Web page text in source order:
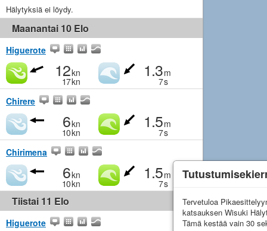
Hälytyksiä ei löydy.
Maanantai 10 Elo
Higuerote
12kn
17kn
1.3m
7s
Chirere
6kn
10kn
1.5m
7s
Chirimena
6kn
10kn
1.5m
7s
Tiistai 11 Elo
Higuerote
Tervetuloa
katsauksen Wisuki
Tämä kestää vain 30